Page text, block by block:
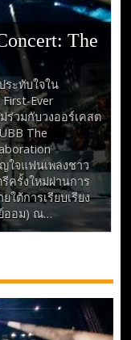
The
ระทับใจใน
Ever
ร่วมกับวงออร์เคสต
The
ใจแฟนเพลงชาว
ครั้งใหม่ผ่านการ
ใต้การเรียบเรียง
ออม) ณ…